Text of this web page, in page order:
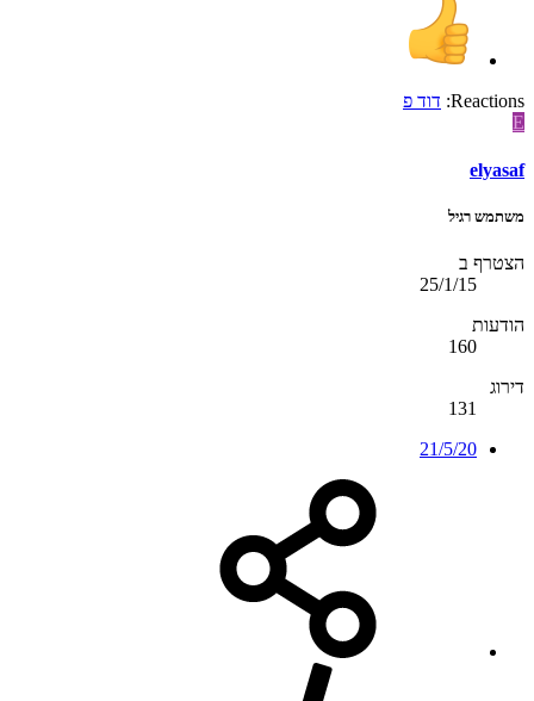
Reactions: דוד פ
E
elyasaf
משתמש רגיל
הצטרף ב
25/1/15
הודעות
160
דירוג
131
21/5/20